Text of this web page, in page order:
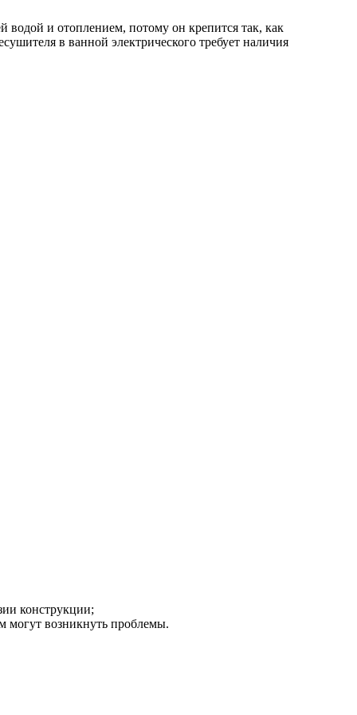
водой и отоплением, потому он крепится так, как
в ванной электрического требует наличия
конструкции;
могут возникнуть проблемы.